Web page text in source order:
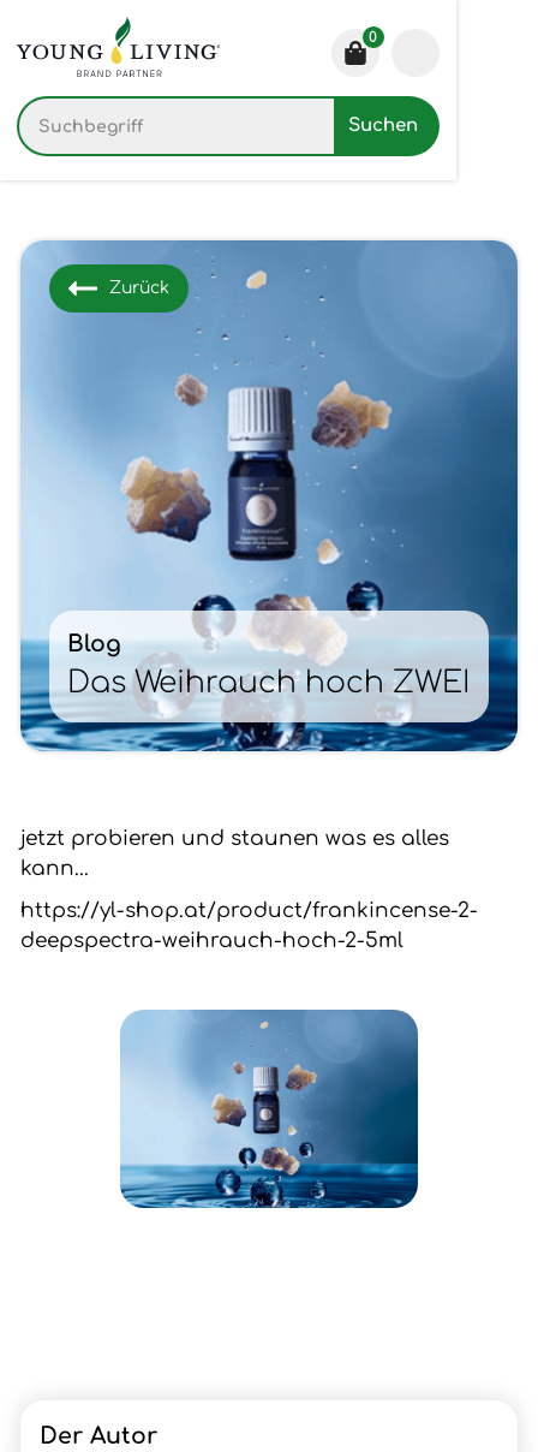
0
Zurück
Blog
Das Weihrauch hoch ZWEI
jetzt probieren und staunen was es alles
kann...
https://yl-shop.at/product/frankincense-2-
deepspectra-weihrauch-hoch-2-5ml
Der Autor